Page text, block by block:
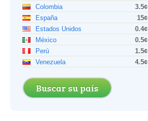
Colombia
3.5¢
España
15¢
Estados Unidos
0.4¢
México
0.5¢
Perú
1.5¢
Venezuela
4.5¢
Buscar su país